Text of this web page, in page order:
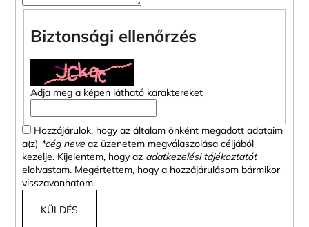
Biztonsági ellenőrzés
Adja meg a képen látható karaktereket
Hozzájárulok, hogy az általam önként megadott adataim
a(z) *cég neveaz üzenetem megválaszolása céljából
kezelje. Kijelentem, hogy az adatkezelési tájékoztatót
elolvastam. Megértettem, hogy a hozzájárulásom bármikor
visszavonhatom.
KÜLDÉS
440